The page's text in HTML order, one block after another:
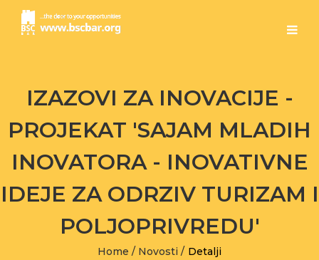
IZAZOVI ZA INOVACIJE -
PROJEKAT 'SAJAM MLADIH
INOVATORA - INOVATIVNE
IDEJE ZA ODRZIV TURIZAM I
POLJOPRIVREDU'
Home / Novosti / Detalji